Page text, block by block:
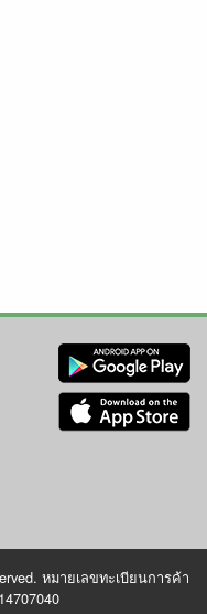
หมายเลขทะเบียนการค้า